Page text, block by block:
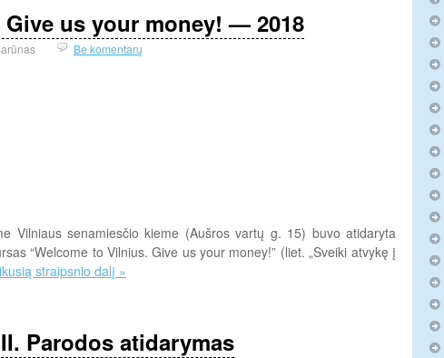
us your money! — 2018
Be komentarų
Vilniaus senamiesčio kieme (Aušros vartų g. 15) buvo atidaryta
“Welcome to Vilnius. Give us your money!” (liet. „Sveiki atvykę į
straipsnio dalį »
Parodos atidarymas